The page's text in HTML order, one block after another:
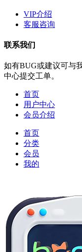
VIP介绍
客服咨询
联系我们
如有BUG或建议可与
中心提交工单。
首页
用户中心
会员介绍
首页
分类
会员
我的